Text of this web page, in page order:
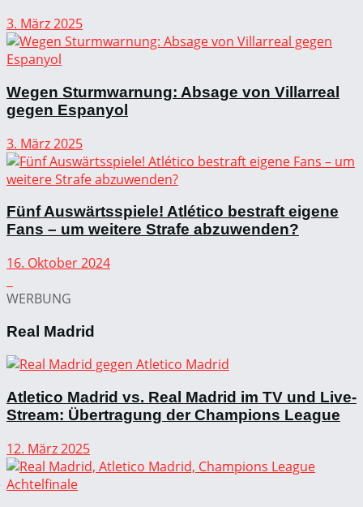
3. März 2025
Wegen Sturmwarnung: Absage von Villarreal
gegen Espanyol
3. März 2025
Fünf Auswärtsspiele! Atlético bestraft eigene
Fans – um weitere Strafe abzuwenden?
16. Oktober 2024
WERBUNG
Real Madrid
Atletico Madrid vs. Real Madrid im TV und Live-
Stream: Übertragung der Champions League
12. März 2025